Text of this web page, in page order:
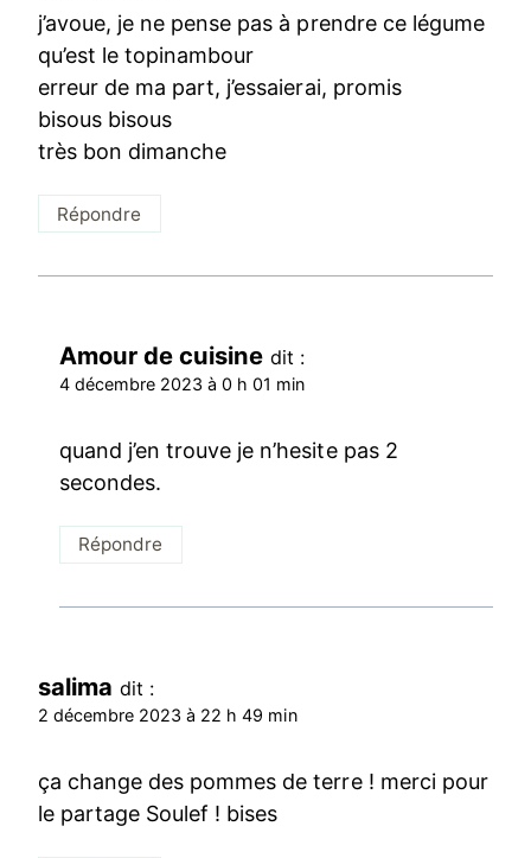
j’avoue, je ne pense pas à prendre ce légume
qu’est le topinambour
erreur de ma part, j’essaierai, promis
bisous bisous
très bon dimanche
Répondre
Amour de cuisine dit :
4 décembre 2023 à 0 h 01 min
quand j’en trouve je n’hesite pas 2
secondes.
Répondre
salima dit :
2 décembre 2023 à 22 h 49 min
ça change des pommes de terre ! merci pour
le partage Soulef ! bises